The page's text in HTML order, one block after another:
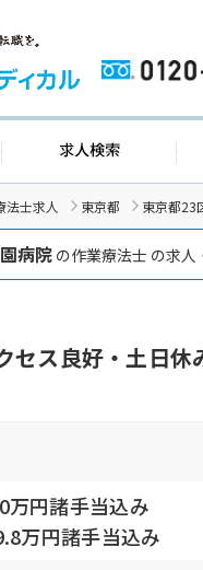
ご利用ガイド 求人
法士求人 東京都 東京都23
病院の作業療法士 の求人
セス良好・土日
万円諸手当込み
万円諸手当込み